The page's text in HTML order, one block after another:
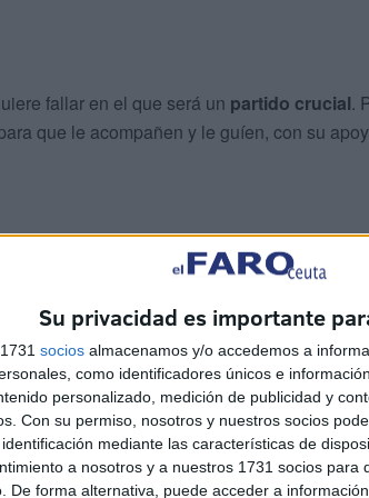
Su privacidad es importante
socios almacenamos y/o accedemos a
como identificadores únicos e
personalizado, medición de publicidad y
Con su permiso, nosotros y nuestros socios
mediante las características de
a nosotros y a nuestros 1731 socios para
De forma alternativa, puede acceder a
fallar en el que será un partido crucial.
que le acompañen y le guíen, con su
Guillermo Molina tenemosuna cita que lo
de toda una temporada. Nos
así… no podemos hacerlo solos.
jugada. Necesitamos que el pabellón